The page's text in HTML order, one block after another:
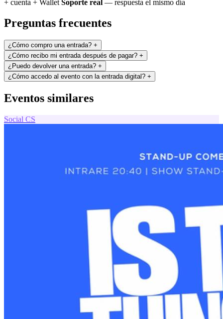
+ cuenta + Wallet Soporte real — respuesta el mismo día
Preguntas frecuentes
¿Cómo compro una entrada? +
¿Cómo recibo mi entrada después de pagar? +
¿Puedo devolver una entrada? +
¿Cómo accedo al evento con la entrada digital? +
Eventos similares
Social CS